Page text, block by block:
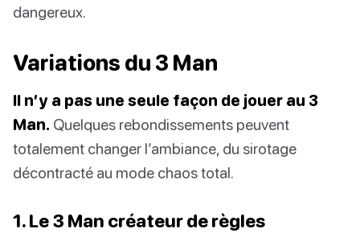
dangereux.
Variations du 3 Man
Il n’y a pas une seule façon de jouer au 3
Man. Quelques rebondissements peuvent
totalement changer l’ambiance, du sirotage
décontracté au mode chaos total.
1. Le 3 Man créateur de règles